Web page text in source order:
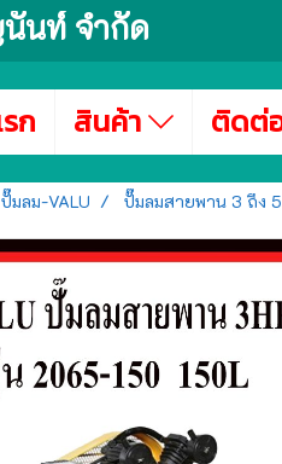
นท์ จำกัด
ก สินค้า ติดต่
ปั๊มลม-VALU ปั๊มลมสายพาน 3 ถึง 5